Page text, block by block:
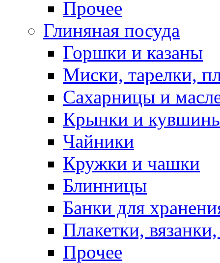
Прочее
Глиняная посуда
Горшки и казаны
Миски, тарелки,
Сахарницы и
Крынки и
Чайники
Кружки и чашки
Блинницы
Банки для
Плакетки,
Прочее